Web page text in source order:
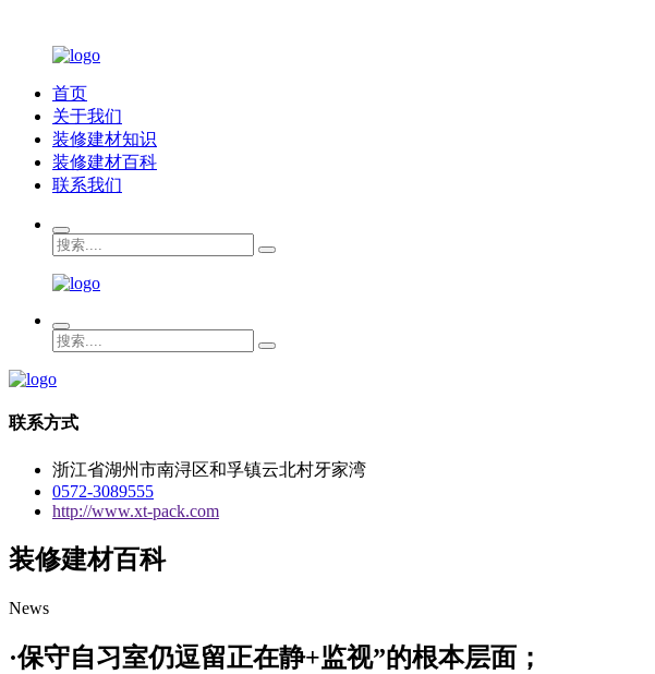
首页
关于我们
装修建材知识
装修建材百科
联系我们
联系方式
浙江省湖州市南浔区和孚镇云北村牙家湾
0572-3089555
http://www.xt-pack.com
装修建材百科
News
·保守自习室仍逗留正在静+监视”的根本层面；